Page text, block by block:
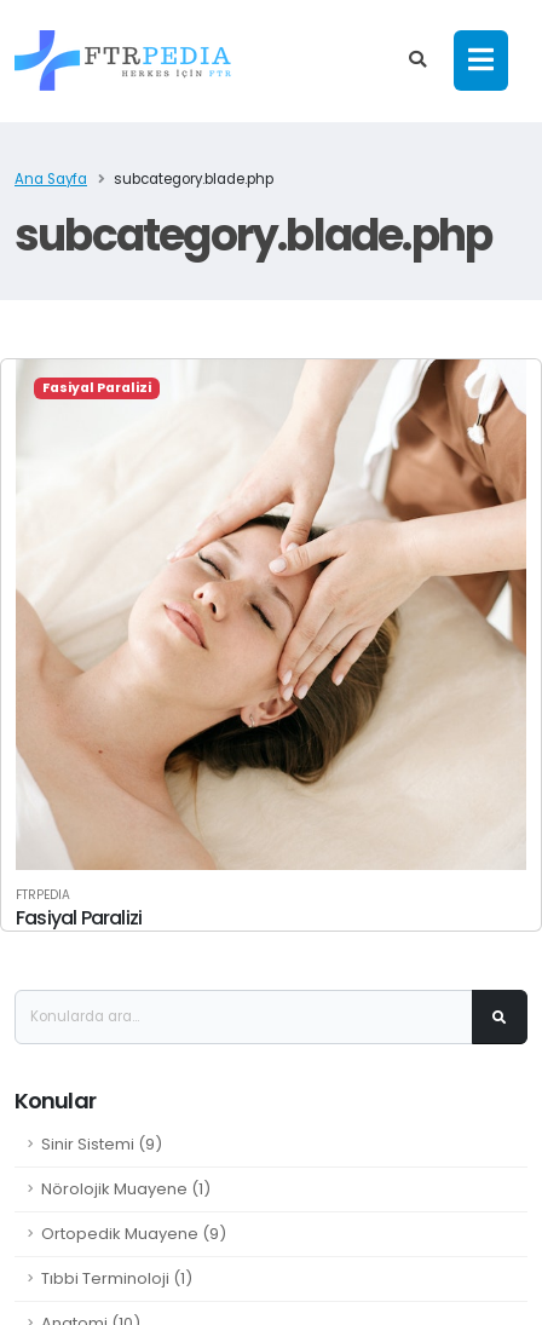
subcategory.blade.php
Ana Sayfa subcategory.blade.php
Konular
Sinir Sistemi (9)
Nörolojik Muayene (1)
Ortopedik Muayene (9)
Tıbbi Terminoloji (1)
Fasiyal Paralizi
FTRPEDIA
Fasiyal Paralizi